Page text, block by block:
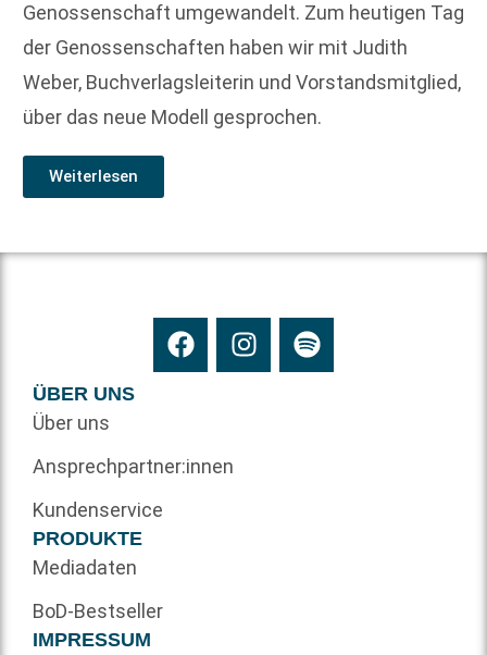
Genossenschaft umgewandelt. Zum heutigen Tag
der Genossenschaften haben wir mit Judith
Weber, Buchverlagsleiterin und Vorstandsmitglied,
über das neue Modell gesprochen.
Weiterlesen
ÜBER UNS
Über uns
Ansprechpartner:innen
Kundenservice
PRODUKTE
Mediadaten
BoD-Bestseller
IMPRESSUM